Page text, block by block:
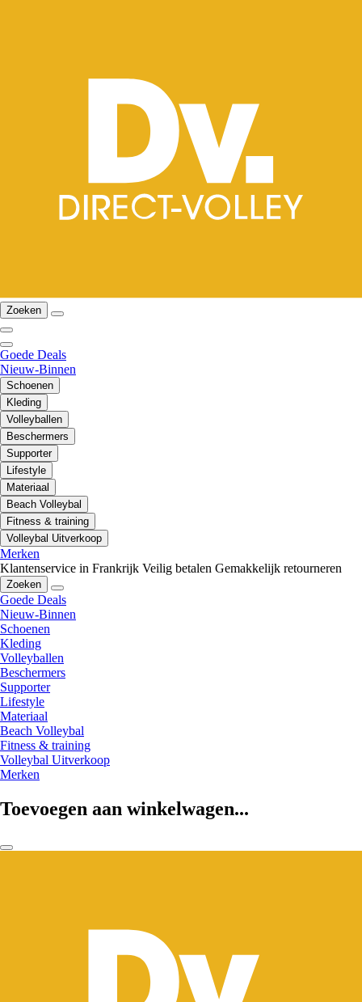
Zoeken
Goede Deals
Nieuw-Binnen
Schoenen
Kleding
Volleyballen
Beschermers
Supporter
Lifestyle
Materiaal
Beach Volleybal
Fitness & training
Volleybal Uitverkoop
Merken
Klantenservice in Frankrijk Veilig betalen Gemakkelijk retourneren
Zoeken
Goede Deals
Nieuw-Binnen
Schoenen
Kleding
Volleyballen
Beschermers
Supporter
Lifestyle
Materiaal
Beach Volleybal
Fitness & training
Volleybal Uitverkoop
Merken
Toevoegen aan winkelwagen...